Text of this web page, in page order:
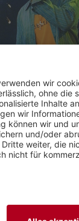
die Bühne. Mit